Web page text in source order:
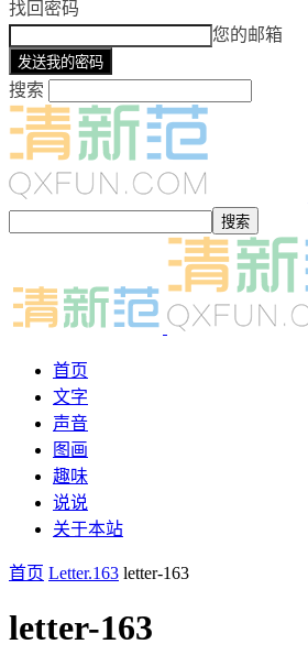
找回密码
您的邮箱
搜索
首页
文字
声音
图画
趣味
说说
关于本站
首页 Letter.163 letter-163
letter-163